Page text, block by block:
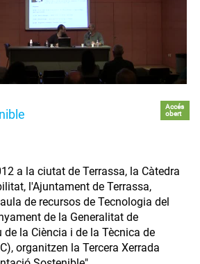
Accés
obert
a la ciutat de Terrassa, la Càtedra
l'Ajuntament de Terrassa,
aula de recursos de Tecnologia del
de la Generalitat de
la Ciència i de la Tècnica de
organitzen la Tercera Xerrada